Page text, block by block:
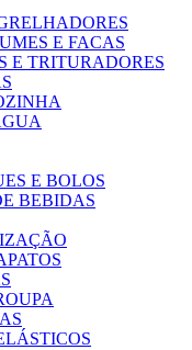
E FACAS
E TRITURADORES
E BOLOS
BEBIDAS